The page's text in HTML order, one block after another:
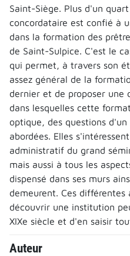
Saint-Siège. Plus d'un
concordataire est confié à
dans la formation des
de Saint-Sulpice. C'est le
qui permet, à travers son
assez général de la
dernier et de proposer une
dans lesquelles cette
optique, des questions
abordées. Elles
administratif du grand
mais aussi à tous les
dispensé dans ses murs
demeurent. Ces
découvrir une institution
XIXe siècle et d'en saisir
Auteur